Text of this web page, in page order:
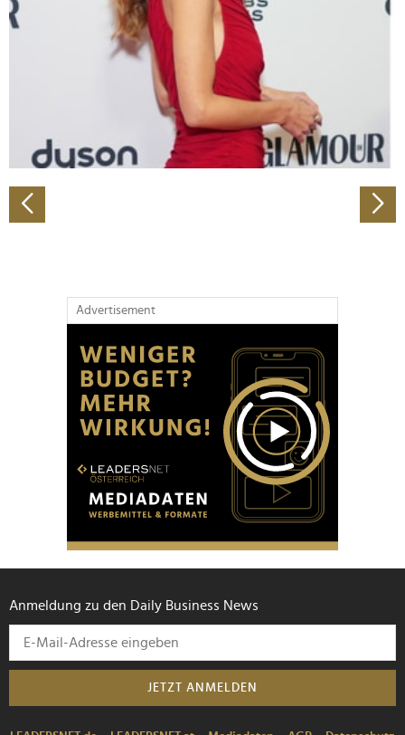
personalisieren, Funktionen für soziale Medien anbieten
zu können und die Zugriffe auf unsere Website zu
analysieren. Außerdem geben wir Informationen zu Ihrer
Verwendung unserer Website an unsere Partner für
soziale Medien, Werbung und Analysen weiter. Unsere
Partner führen diese Informationen möglicherweise mit
weiteren Daten zusammen, die Sie ihnen bereitgestellt
haben oder die sie im Rahmen Ihrer Nutzung der Dienste
gesammelt haben.
Advertisement
Anmeldung zu den Daily Business News
JETZT ANMELDEN